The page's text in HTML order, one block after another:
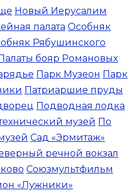
Новый Иерусалим
палата Особняк
Рябушинского
бояр Романовых
Парк Музеон Парк
Патриаршие пруды
Подводная лодка
музей По
Сад «Эрмитаж»
речной вокзал
Союзмультфильм
«Лужники»